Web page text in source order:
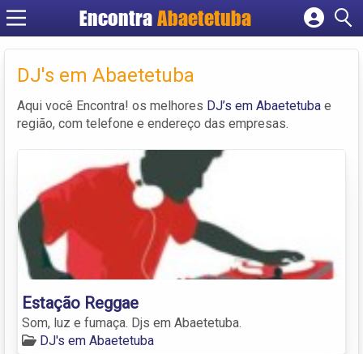
Encontra Abaetetuba
Cadastrar empresa
Criar conta
DJ's em Abaetetuba
Aqui você Encontra! os melhores DJ’s em Abaetetuba e
região, com telefone e endereço das empresas.
Estação Reggae
Som, luz e fumaça. Djs em Abaetetuba.
DJ's em Abaetetuba